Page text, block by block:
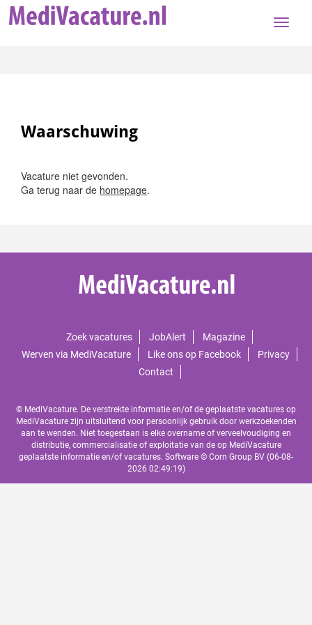
Toggle
Waarschuwing
Vacature niet gevonden.
Ga terug naar de homepage.
Zoek vacatures JobAlert
Magazine
Werven via MediVacature
Like ons op Facebook
Privacy
Contact
© MediVacature. De verstrekte informatie en/of de geplaatste vacatures op
MediVacature zijn uitsluitend voor persoonlijk gebruik door werkzoekenden
aan te wenden. Niet toegestaan is elke overname of verveelvoudiging en
distributie, commercialisatie of exploitatie van de op MediVacature
geplaatste informatie en/of vacatures. Software © Corn Group BV (06-08-
2026 02:49:19)